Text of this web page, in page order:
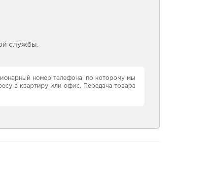
службы.
номер телефона, по которому мы
в квартиру или офис. Передача товара